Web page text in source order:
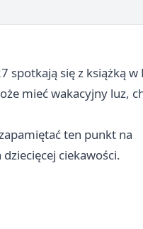
spotkają się z książką w
mieć wakacyjny luz,
ten punkt na
ciekawości.